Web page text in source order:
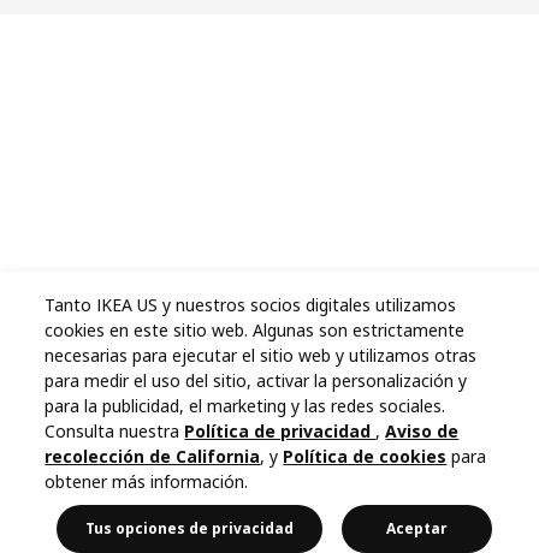
Tanto IKEA US y nuestros socios digitales utilizamos
cookies en este sitio web. Algunas son estrictamente
necesarias para ejecutar el sitio web y utilizamos otras
para medir el uso del sitio, activar la personalización y
para la publicidad, el marketing y las redes sociales.
Consulta nuestra Política de privacidad ,Aviso de
recolección de California, y Política de cookies para
obtener más información.
Tus opciones de privacidad Aceptar